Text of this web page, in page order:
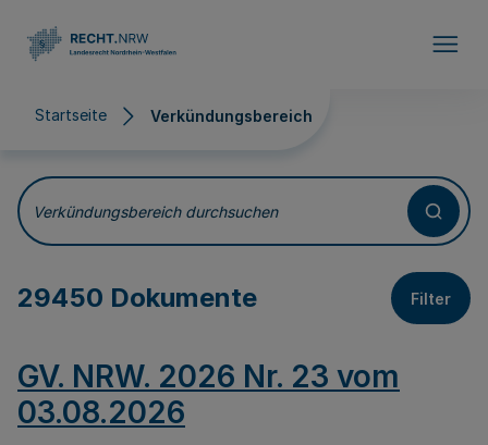
Startseite Verkündungsbereich
Verkündungsbereich
Verkündungsbereich durchsuchen
29450 Dokumente Filter
GV. NRW. 2026 Nr. 23 vom
03.08.2026